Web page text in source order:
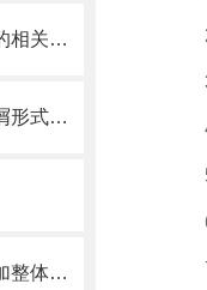
稳住别慌，机床链板式排屑机的相关信息马上来
机床链板式排屑机排屑量与排屑形式有很大关系
激光切割机风琴防护罩提升增加整体机床的价值